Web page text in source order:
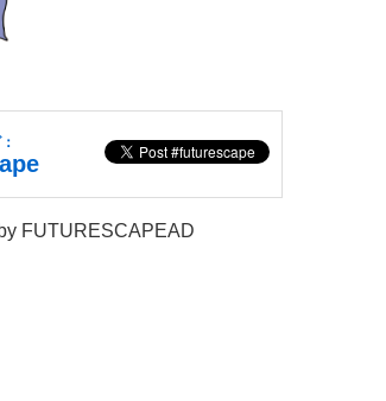
FUTURESCAPEAD